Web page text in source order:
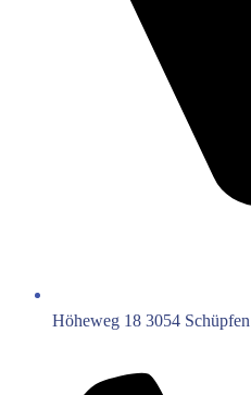
Höheweg 18 3054 Schüpfen